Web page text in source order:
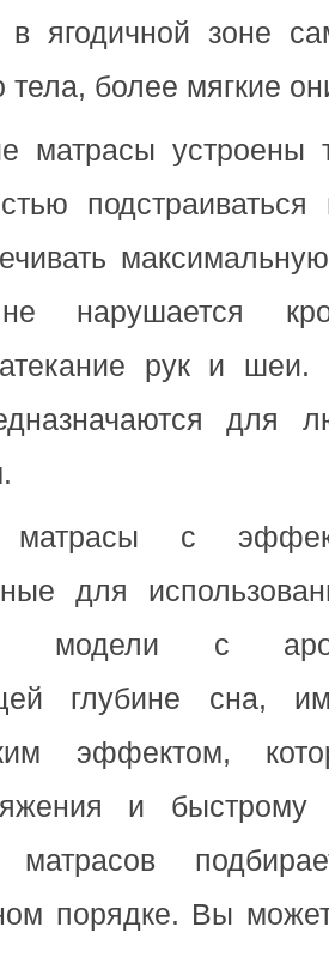
в ягодичной зоне
тела, более мягкие
матрасы устроены
нарушается
рук и
для
матрасы с
для
модели с
глубине сна,
эффектом,
и быстрому
порядке. Вы